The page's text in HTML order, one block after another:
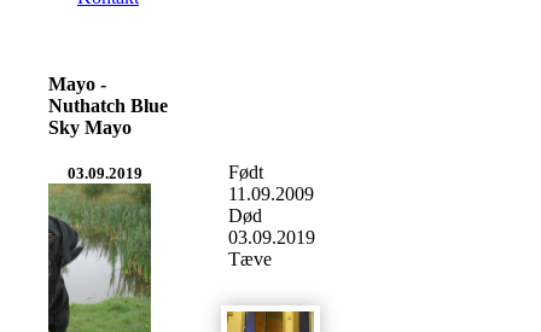
Mayo -
Nuthatch Blue
Sky Mayo
03.09.2019
Født
11.09.2009
Død
03.09.2019
Tæve